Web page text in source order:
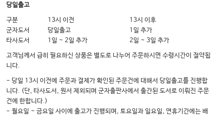
CHAPTER 04 요추, 골반
요추 다열근
요장늑근
요방형근
장요근
대둔근
당일출고
구분 13시 이전
13시 이후
군자도서
당일출고
1일 추가
타사도서
1일 ~ 2일 추가 2일 ~ 3일 추가
고객님께서 급히 필요하신 상품은 별도로 나누어 주문하시면 수령시간이 절약됩
니다.
- 당일 13시 이전에 주문과 결제가 확인된 주문건에 대해서 당일출고를 진행합
니다. (단, 타사도서, 원서 제외되며 군자출판사에서 출간된 도서로 이뤄진 주문
건에 한합니다.)
- 월요일 ~ 금요일 사이에 출고가 진행되며, 토요일과 일요일, 연휴기간에는 배